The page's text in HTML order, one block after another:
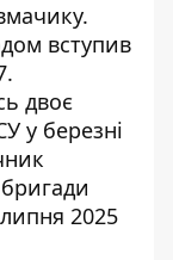
вступив
двоє
у березні
2025